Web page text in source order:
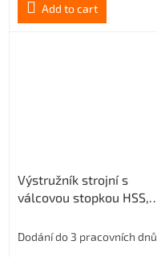
Add to cart
Výstružník strojní s
válcovou stopkou HSS,
Dodání do 3 pracovních dnů